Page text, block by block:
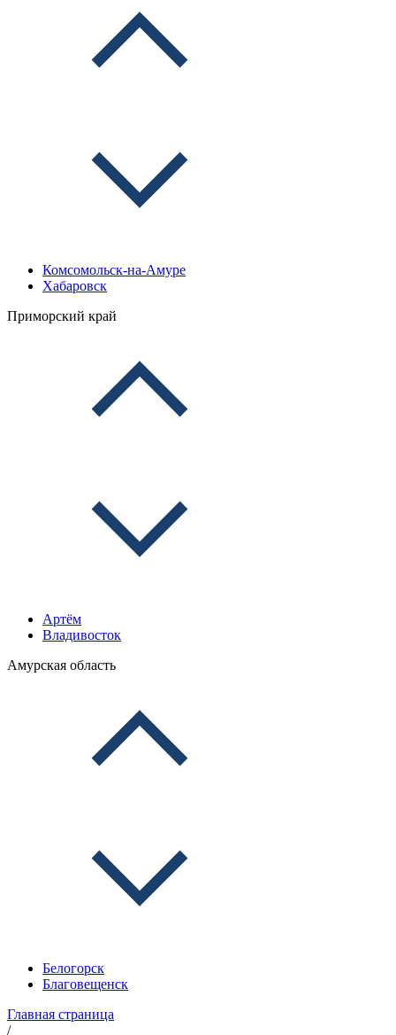
Комсомольск-на-Амуре
Хабаровск
Приморский край
Артём
Владивосток
Амурская область
Белогорск
Благовещенск
Главная страница
/